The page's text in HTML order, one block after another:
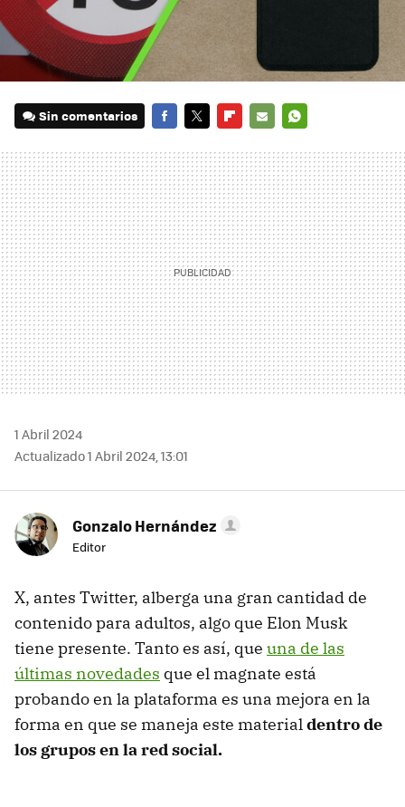
Sin comentarios
MAIL
1 Abril 2024
Actualizado 1 Abril 2024, 13:01
Gonzalo Hernández
Editor
X, antes Twitter, alberga una gran cantidad de
contenido para adultos, algo que Elon Musk
tiene presente. Tanto es así, que una de las
últimas novedades que el magnate está
probando en la plataforma es una mejora en la
forma en que se maneja este materialdentro de
los grupos en la red social.